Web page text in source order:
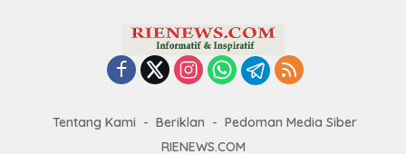
Tentang Kami Beriklan
Pedoman Media Siber
RIENEWS.COM